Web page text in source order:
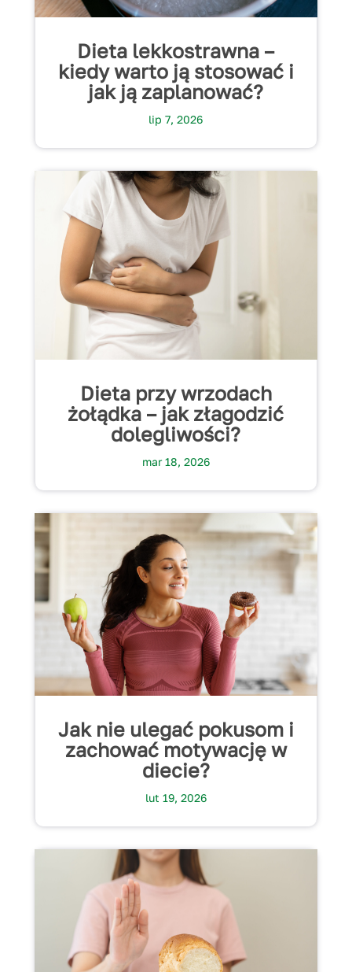
Dieta lekkostrawna –
kiedy warto ją stosować i
jak ją zaplanować?
lip 7, 2026
Dieta przy wrzodach
żołądka – jak złagodzić
dolegliwości?
mar 18, 2026
Jak nie ulegać pokusom i
zachować motywację w
diecie?
lut 19, 2026